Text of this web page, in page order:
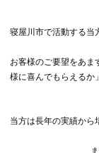
寝屋川市で活動する当
お客様のご要望をあま
様に喜んでもらえるか
当方は長年の実績から